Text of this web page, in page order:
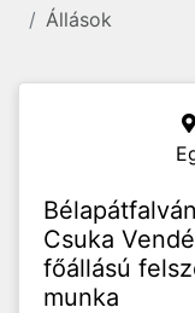
Állások
Csuka
főállású
munka